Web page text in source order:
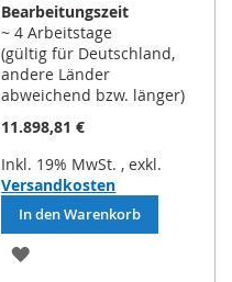
Bearbeitungszeit
~ 4 Arbeitstage
(gültig für Deutschland,
andere Länder
abweichend bzw. länger)
11.898,81 €
Inkl. 19% MwSt. , exkl.
Versandkosten
In den Warenkorb
ZUR